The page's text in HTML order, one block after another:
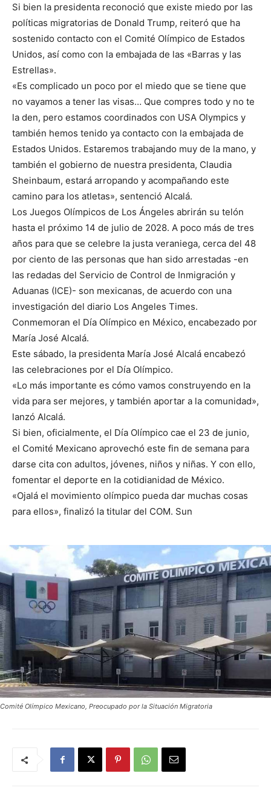
Si bien la presidenta reconoció que existe miedo por las
políticas migratorias de Donald Trump, reiteró que ha
sostenido contacto con el Comité Olímpico de Estados
Unidos, así como con la embajada de las «Barras y las
Estrellas».
«Es complicado un poco por el miedo que se tiene que
no vayamos a tener las visas… Que compres todo y no te
la den, pero estamos coordinados con USA Olympics y
también hemos tenido ya contacto con la embajada de
Estados Unidos. Estaremos trabajando muy de la mano, y
también el gobierno de nuestra presidenta, Claudia
Sheinbaum, estará arropando y acompañando este
camino para los atletas», sentenció Alcalá.
Los Juegos Olímpicos de Los Ángeles abrirán su telón
hasta el próximo 14 de julio de 2028. A poco más de tres
años para que se celebre la justa veraniega, cerca del 48
por ciento de las personas que han sido arrestadas -en
las redadas del Servicio de Control de Inmigración y
Aduanas (ICE)- son mexicanas, de acuerdo con una
investigación del diario Los Angeles Times.
Conmemoran el Día Olímpico en México, encabezado por
María José Alcalá.
Este sábado, la presidenta María José Alcalá encabezó
las celebraciones por el Día Olímpico.
«Lo más importante es cómo vamos construyendo en la
vida para ser mejores, y también aportar a la comunidad»,
lanzó Alcalá.
Si bien, oficialmente, el Día Olímpico cae el 23 de junio,
el Comité Mexicano aprovechó este fin de semana para
darse cita con adultos, jóvenes, niños y niñas. Y con ello,
fomentar el deporte en la cotidianidad de México.
«Ojalá el movimiento olímpico pueda dar muchas cosas
para ellos», finalizó la titular del COM. Sun
Comité Olímpico Mexicano, Preocupado por la Situación Migratoria